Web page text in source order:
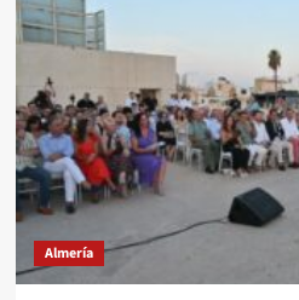
Almería